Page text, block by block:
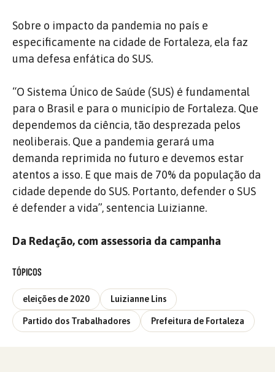
Sobre o impacto da pandemia no país e
especificamente na cidade de Fortaleza, ela faz
uma defesa enfática do SUS.
“O Sistema Único de Saúde (SUS) é fundamental
para o Brasil e para o município de Fortaleza. Que
dependemos da ciência, tão desprezada pelos
neoliberais. Que a pandemia gerará uma
demanda reprimida no futuro e devemos estar
atentos a isso. E que mais de 70% da população da
cidade depende do SUS. Portanto, defender o SUS
é defender a vida”, sentencia Luizianne.
Da Redação, com assessoria da campanha
TÓPICOS
eleições de 2020 Luizianne Lins
Partido dos Trabalhadores Prefeitura de Fortaleza